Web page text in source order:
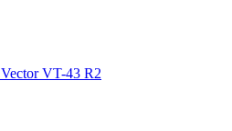
VT-43 R2